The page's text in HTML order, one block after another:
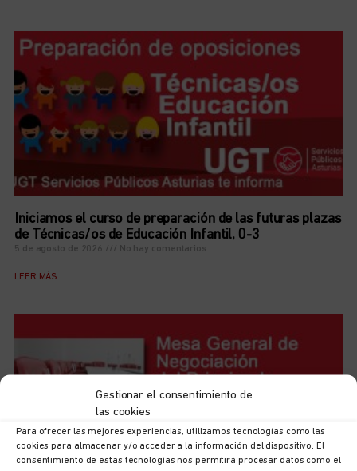
Gestionar el consentimiento de
las cookies
Para ofrecer las mejores experiencias, utilizamos tecnologías como las
cookies para almacenar y/o acceder a la información del dispositivo. El
consentimiento de estas tecnologías nos permitirá procesar datos como el
Iniciamos el curso de preparación de las futuras plazas
de Técnicas/os de Educación Infantil, 0-3
5 de agosto de 2026 No hay comentarios
LEER MÁS